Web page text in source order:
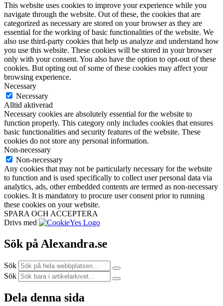
This website uses cookies to improve your experience while you
navigate through the website. Out of these, the cookies that are
categorized as necessary are stored on your browser as they are
essential for the working of basic functionalities of the website. We
also use third-party cookies that help us analyze and understand how
you use this website. These cookies will be stored in your browser
only with your consent. You also have the option to opt-out of these
cookies. But opting out of some of these cookies may affect your
browsing experience.
Necessary
Necessary
Alltid aktiverad
Necessary cookies are absolutely essential for the website to
function properly. This category only includes cookies that ensures
basic functionalities and security features of the website. These
cookies do not store any personal information.
Non-necessary
Non-necessary
Any cookies that may not be particularly necessary for the website
to function and is used specifically to collect user personal data via
analytics, ads, other embedded contents are termed as non-necessary
cookies. It is mandatory to procure user consent prior to running
these cookies on your website.
SPARA OCH ACCEPTERA
Drivs med
Sök på Alexandra.se
Sök
Sök
Dela denna sida